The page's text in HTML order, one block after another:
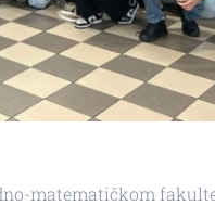
matematičkom